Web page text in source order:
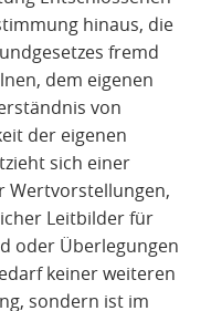
hinaus, die
fremd
dem eigenen
von
der eigenen
sich einer
Wertvorstellungen,
Leitbilder für
oder Überlegungen
keiner weiteren
sondern ist im